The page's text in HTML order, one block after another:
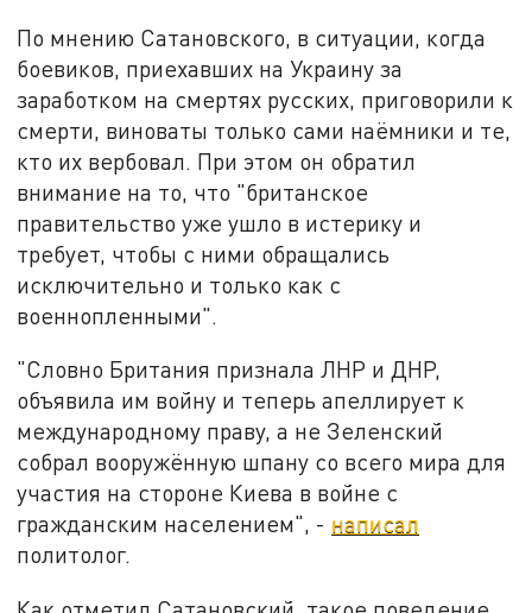
По мнению Сатановского, в ситуации, когда
боевиков, приехавших на Украину за
заработком на смертях русских, приговорили к
смерти, виноваты только сами наёмники и те,
кто их вербовал. При этом он обратил
внимание на то, что "британское
правительство уже ушло в истерику и
требует, чтобы с ними обращались
исключительно и только как с
военнопленными".
"Словно Британия признала ЛНР и ДНР,
объявила им войну и теперь апеллирует к
международному праву, а не Зеленский
собрал вооружённую шпану со всего мира для
участия на стороне Киева в войне с
гражданским населением", - написал
политолог.